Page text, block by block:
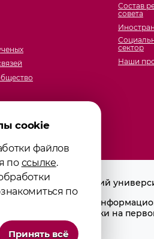
Состав
совета
сектор
Наши
медицинский
регистра
активной ссылки на
cookies
cookie
файлов
по ссылке.
по
Принять всё